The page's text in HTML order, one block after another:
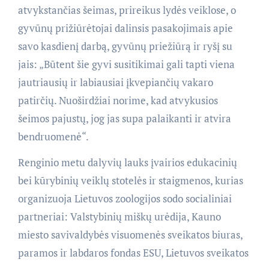
atvykstančias šeimas, prireikus lydės veiklose, o
gyvūnų prižiūrėtojai dalinsis pasakojimais apie
savo kasdienį darbą, gyvūnų priežiūrą ir ryšį su
jais: „Būtent šie gyvi susitikimai gali tapti viena
jautriausių ir labiausiai įkvepiančių vakaro
patirčių. Nuoširdžiai norime, kad atvykusios
šeimos pajustų, jog jas supa palaikanti ir atvira
bendruomenė“.
Renginio metu dalyvių lauks įvairios edukacinių
bei kūrybinių veiklų stotelės ir staigmenos, kurias
organizuoja Lietuvos zoologijos sodo socialiniai
partneriai: Valstybinių miškų urėdija, Kauno
miesto savivaldybės visuomenės sveikatos biuras,
paramos ir labdaros fondas ESU, Lietuvos sveikatos